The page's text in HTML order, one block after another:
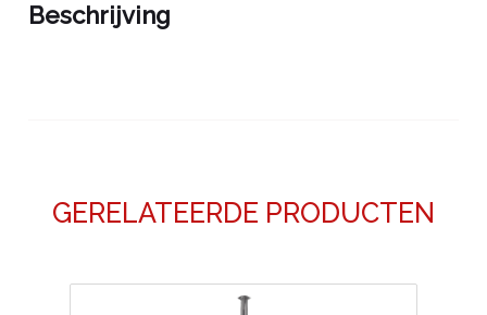
Beschrijving
GERELATEERDE PRODUCTEN